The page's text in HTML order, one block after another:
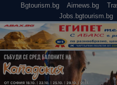
Bgtourism.bg Airnews.bg
Jobs.bgtourism.bg